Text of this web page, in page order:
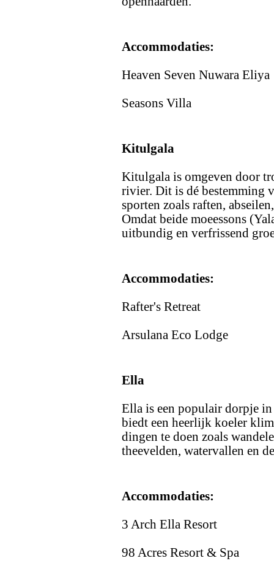
Accommodaties:
Heaven Seven Nuwara Eliya
Seasons Villa
Kitulgala
Kitulgala is omgeven door
rivier. Dit is dé bestemming
sporten zoals raften,
Omdat beide moeessons
uitbundig en verfrissend
Accommodaties:
Rafter's Retreat
Arsulana Eco Lodge
Ella
Ella is een populair dorpje
biedt een heerlijk koeler
dingen te doen zoals
theevelden, watervallen en
Accommodaties:
3 Arch Ella Resort
98 Acres Resort & Spa